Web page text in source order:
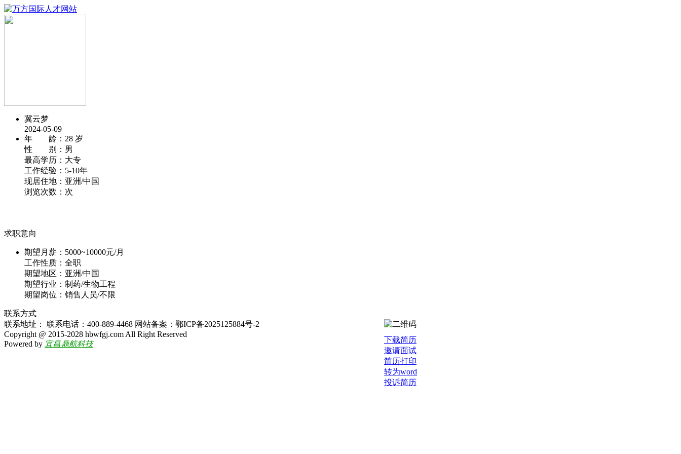
冀云梦
2024-05-09
年 龄： 28 岁
性 别： 男
最高学历： 大专
工作经验： 5-10年
现居住地： 亚洲/中国
浏览次数： 次
求职意向
期望月薪： 5000~10000元/月
工作性质： 全职
期望地区： 亚洲/中国
期望行业： 制药/生物工程
期望岗位： 销售人员/不限
联系方式
下载简历
邀请面试
简历打印
转为word
投诉简历
联系地址： 联系电话：400-889-4468 网站备案：鄂ICP备2025125884号-2
Copyright @ 2015-2028 hbwfgj.com All Right Reserved
Powered by 宜昌鼎航科技